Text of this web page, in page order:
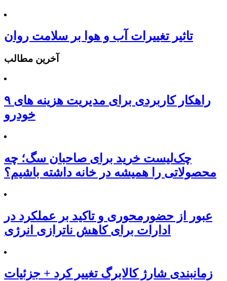
تاثیر تغییرات آب و هوا بر سلامت روان
آخرین مطالب
۹ راهکار کاربردی برای مدیریت هزینه های
خودرو
چک‌لیست خرید برای صاحبان سگ؛ چه
محصولاتی را همیشه در خانه داشته باشیم؟
عبور از حضورمحوری و تاکید بر عملکرد در
ادارات برای کاهش ناترازی انرژی
زمانبندی شارژ کالابرگ تغییر کرد + جزئیات